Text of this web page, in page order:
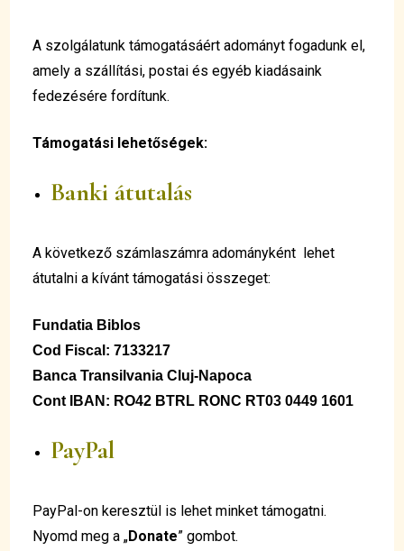
A szolgálatunk támogatásáért adományt fogadunk el,
amely a szállítási, postai és egyéb kiadásaink
fedezésére fordítunk.
Támogatási lehetőségek:
Banki átutalás
A következő számlaszámra adományként lehet
átutalni a kívánt támogatási összeget:
Fundatia Biblos
Cod Fiscal: 7133217
Banca Transilvania Cluj-Napoca
Cont IBAN: RO42 BTRL RONC RT03 0449 1601
PayPal
PayPal-on keresztül is lehet minket támogatni.
Nyomd meg a „Donate” gombot.